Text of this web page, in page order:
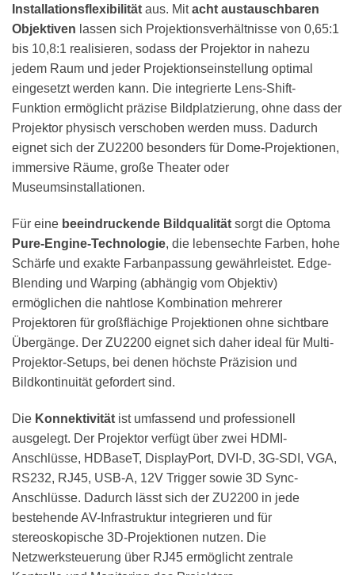
Installationsflexibilität aus. Mitacht austauschbaren
Objektiven lassen sich Projektionsverhältnisse von 0,65:1
bis 10,8:1 realisieren, sodass der Projektor in nahezu
jedem Raum und jeder Projektionseinstellung optimal
eingesetzt werden kann. Die integrierte Lens-Shift-
Funktion ermöglicht präzise Bildplatzierung, ohne dass der
Projektor physisch verschoben werden muss. Dadurch
eignet sich der ZU2200 besonders für Dome-Projektionen,
immersive Räume, große Theater oder
Museumsinstallationen.
Für eine beeindruckende Bildqualität sorgt die Optoma
Pure-Engine-Technologie, die lebensechte Farben, hohe
Schärfe und exakte Farbanpassung gewährleistet. Edge-
Blending und Warping (abhängig vom Objektiv)
ermöglichen die nahtlose Kombination mehrerer
Projektoren für großflächige Projektionen ohne sichtbare
Übergänge. Der ZU2200 eignet sich daher ideal für Multi-
Projektor-Setups, bei denen höchste Präzision und
Bildkontinuität gefordert sind.
Die Konnektivität ist umfassend und professionell
ausgelegt. Der Projektor verfügt über zwei HDMI-
Anschlüsse, HDBaseT, DisplayPort, DVI-D, 3G-SDI, VGA,
RS232, RJ45, USB-A, 12V Trigger sowie 3D Sync-
Anschlüsse. Dadurch lässt sich der ZU2200 in jede
bestehende AV-Infrastruktur integrieren und für
stereoskopische 3D-Projektionen nutzen. Die
Netzwerksteuerung über RJ45 ermöglicht zentrale